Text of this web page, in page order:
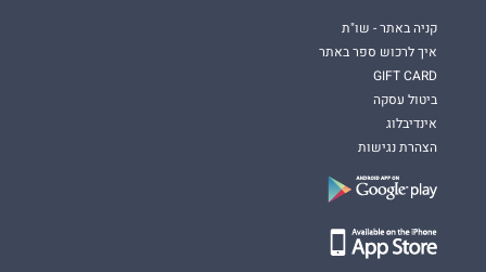
קניה באתר - שו"ת
איך לרכוש ספר באתר
GIFT CARD
ביטול עסקה
אינדיבלוג
הצהרת נגישות